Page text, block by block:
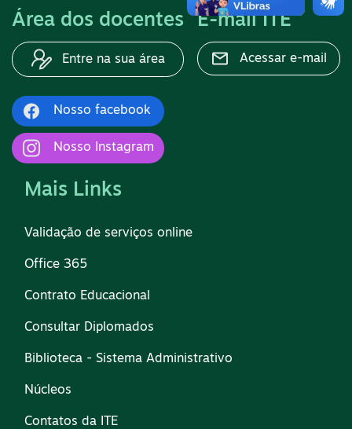
Área dos docentes
Entre na sua área
E-mail ITE
Acessar e-mail
Nosso facebook
Nosso Instagram
Mais Links
Validação de serviços online
Office 365
Contrato Educacional
Consultar Diplomados
Biblioteca - Sistema Administrativo
Núcleos
Contatos da ITE